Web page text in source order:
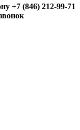
+7 (846) 212-99-71